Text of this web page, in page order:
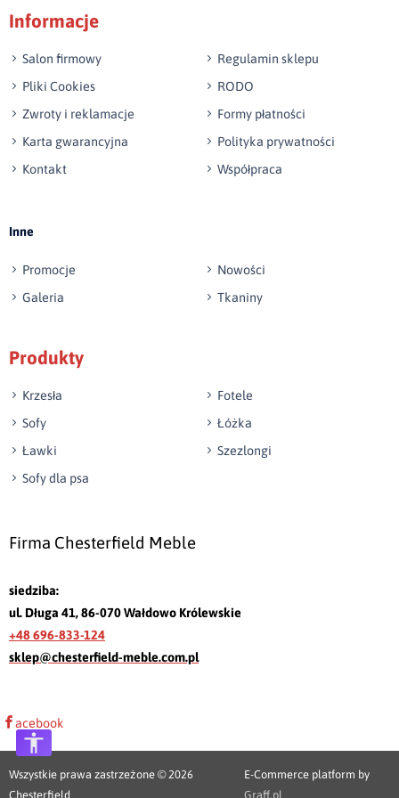
Wyślij opinię
Informacje
Salon firmowy
Regulamin sklepu
Pliki Cookies
RODO
Zwroty i reklamacje
Formy płatności
Karta gwarancyjna
Polityka prywatności
Kontakt
Współpraca
Inne
Promocje
Nowości
Galeria
Tkaniny
Produkty
Krzesła
Fotele
Sofy
Łóżka
Ławki
Szezlongi
Sofy dla psa
Firma Chesterfield Meble
siedziba:
ul. Długa 41, 86-070 Wałdowo Królewskie
+48 696-833-124
sklep@chesterfield-meble.com.pl
acebook
Wszystkie prawa zastrzeżone © 2026
Chesterfield
E-Commerce platform by
Graff.pl